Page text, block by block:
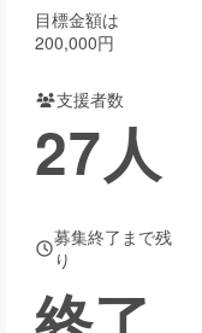
コミュニティ
目標金額は
200,000円
支援者数
27人
募集終了まで残
り